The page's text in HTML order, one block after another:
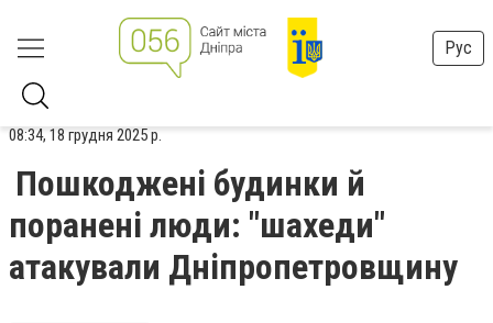
Рус
08:34, 18 грудня 2025 р.
Пошкоджені будинки й
поранені люди: "шахеди"
атакували Дніпропетровщину